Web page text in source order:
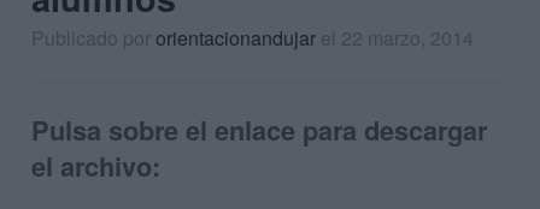
Publicado pororientacionandujar el 22 marzo, 2014
Pulsa sobre el enlace para descargar
el archivo: